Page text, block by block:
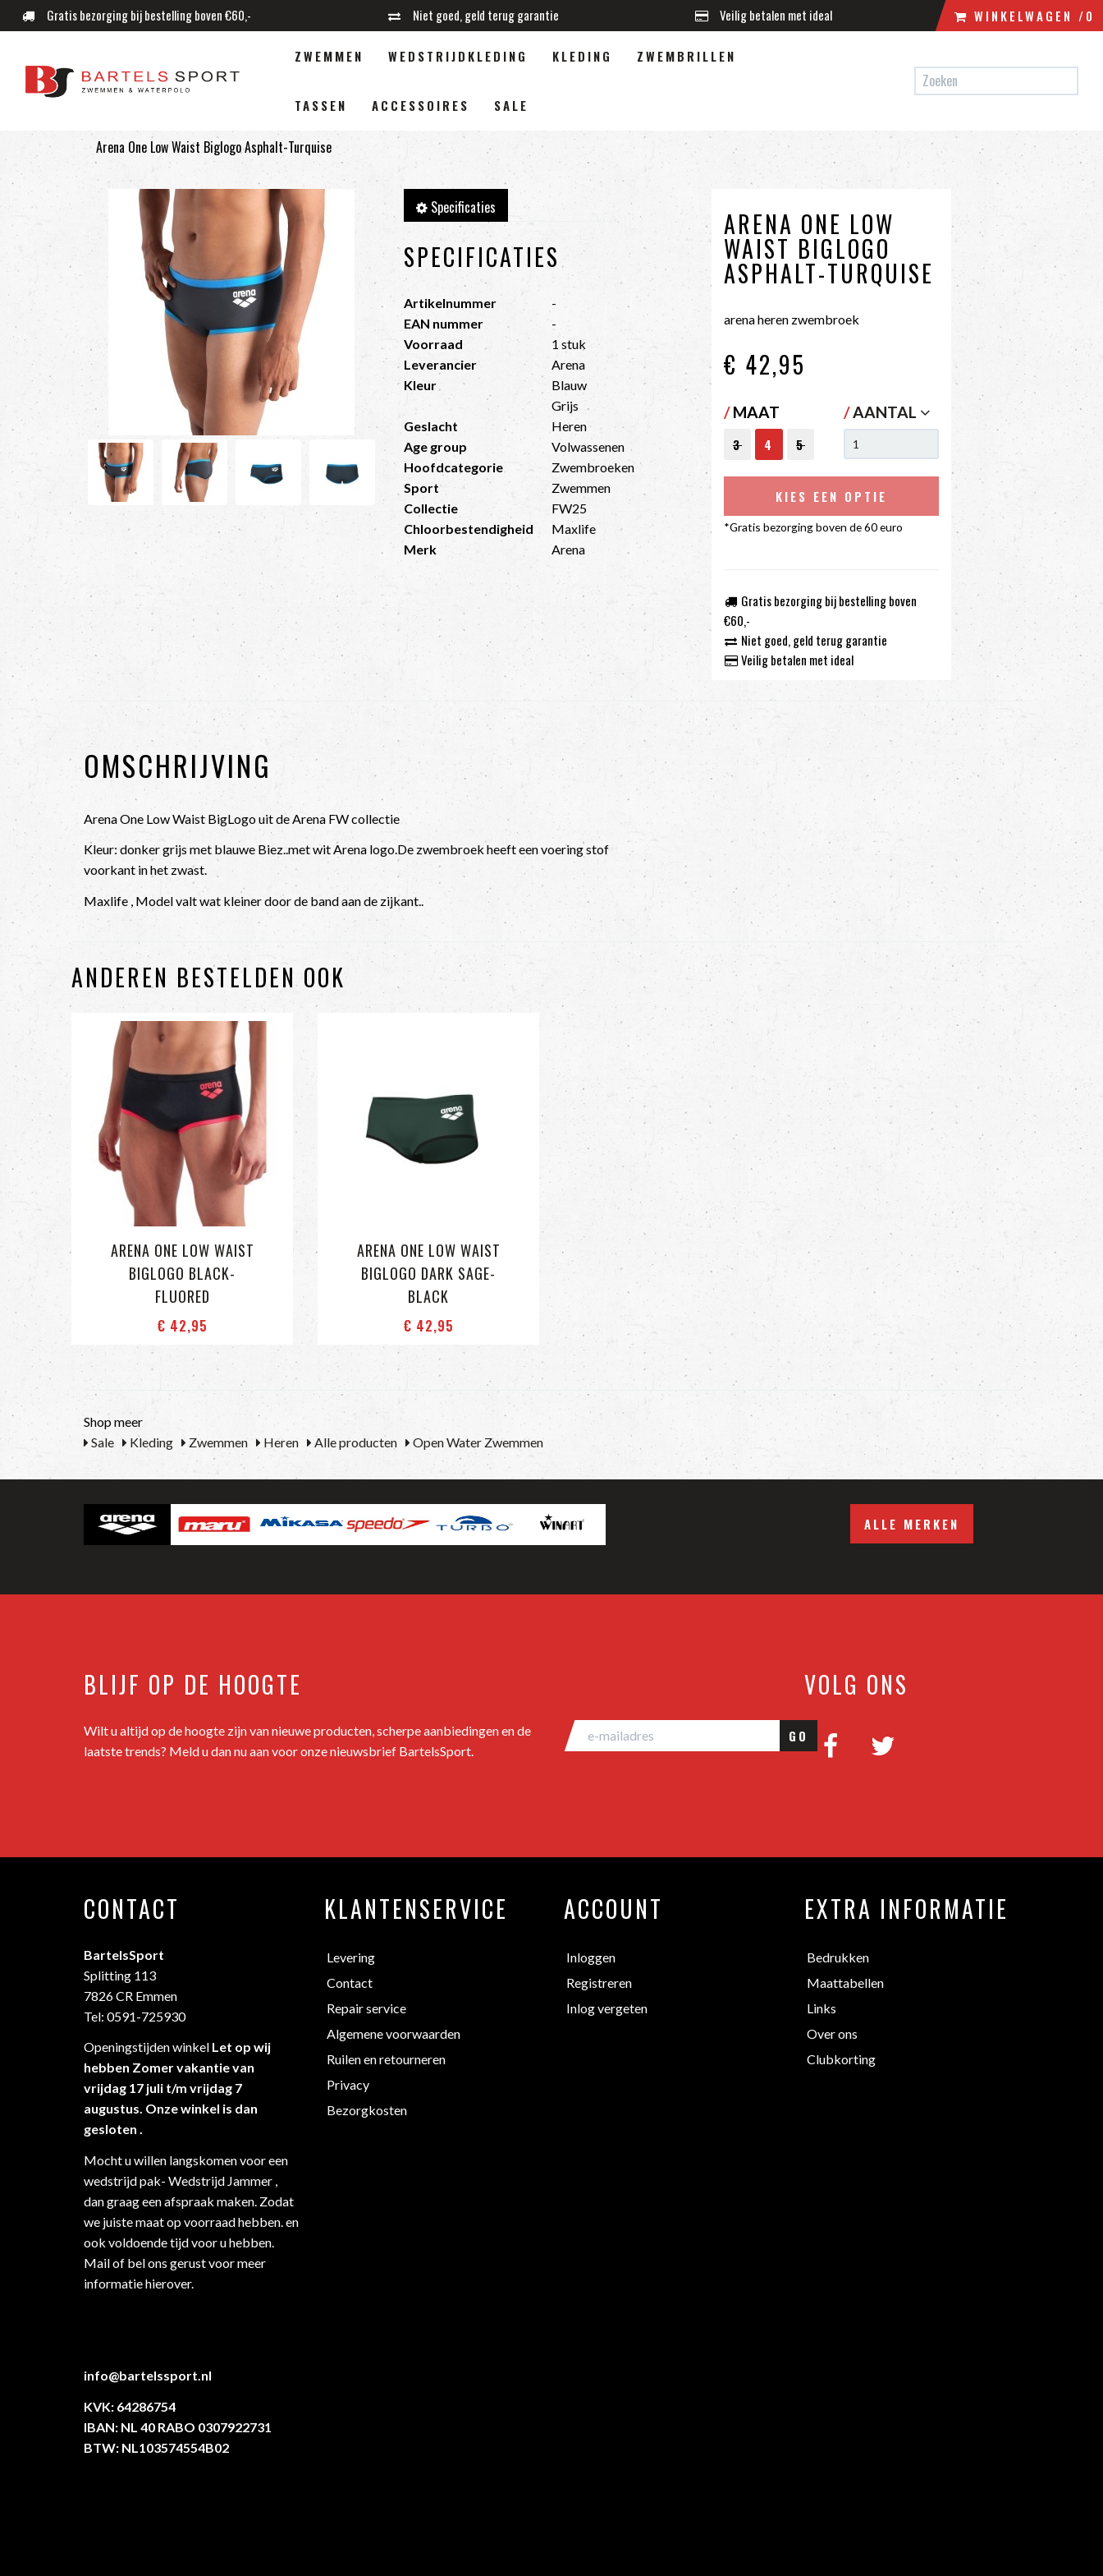
Gratis bezorging bij bestelling boven €60,- Niet goed, geld terug garantie Veilig betalen met ideal WINKELWAGEN /0
WINKELWAGEN
UW WINKELWAGEN IS LEEG.
VUL HEM MET PRODUCTEN.
ZWEMMEN WEDSTRIJDKLEDING KLEDING ZWEMBRILLEN
TASSEN ACCESSOIRES SALE
Arena One Low Waist Biglogo Asphalt-Turquise
Specificaties
SPECIFICATIES
Artikelnummer
-
EAN nummer
-
Voorraad
1 stuk
Leverancier
Arena
Kleur
Blauw
Grijs
Geslacht
Heren
Age group
Volwassenen
Hoofdcategorie
Zwembroeken
Sport
Zwemmen
Collectie
FW25
Chloorbestendigheid
Maxlife
Merk
Arena
ARENA ONE LOW
WAIST BIGLOGO
ASPHALT-TURQUISE
arena heren zwembroek
€ 42,95
/MAAT
3 4 5
/AANTAL
KIES EEN OPTIE
*Gratis bezorging boven de 60 euro
Gratis bezorging bij bestelling boven
€60,-
Niet goed, geld terug garantie
Veilig betalen met ideal
OMSCHRIJVING
Arena One Low Waist BigLogo uit de Arena FW collectie
Kleur: donker grijs met blauwe Biez..met wit Arena logo.De zwembroek heeft een voering stof
voorkant in het zwast.
Maxlife , Model valt wat kleiner door de band aan de zijkant..
ANDEREN BESTELDEN OOK
ARENA ONE LOW WAIST
BIGLOGO BLACK-
FLUORED
€ 42,95
ARENA ONE LOW WAIST
BIGLOGO DARK SAGE-
BLACK
€ 42,95
Shop meer
Sale
Kleding Zwemmen Heren Alle producten Open Water Zwemmen
ALLE MERKEN
BLIJF OP DE HOOGTE
Wilt u altijd op de hoogte zijn van nieuwe producten, scherpe aanbiedingen en de
laatste trends? Meld u dan nu aan voor onze nieuwsbrief BartelsSport.
GO
VOLG ONS
CONTACT
BartelsSport
Splitting 113
7826 CR Emmen
Tel: 0591-725930
Openingstijden winkel Let op wij
hebben Zomer vakantie van
vrijdag 17 juli t/m vrijdag 7
augustus. Onze winkel is dan
gesloten .
Mocht u willen langskomen voor een
wedstrijd pak- Wedstrijd Jammer ,
dan graag een afspraak maken. Zodat
we juiste maat op voorraad hebben. en
ook voldoende tijd voor u hebben.
Mail of bel ons gerust voor meer
informatie hierover.
info@bartelssport.nl
KVK: 64286754
IBAN: NL 40 RABO 0307922731
BTW: NL103574554B02
KLANTENSERVICE
Levering
Contact
Repair service
Algemene voorwaarden
Ruilen en retourneren
Privacy
Bezorgkosten
ACCOUNT
Inloggen
Registreren
Inlog vergeten
EXTRA INFORMATIE
Bedrukken
Maattabellen
Links
Over ons
Clubkorting